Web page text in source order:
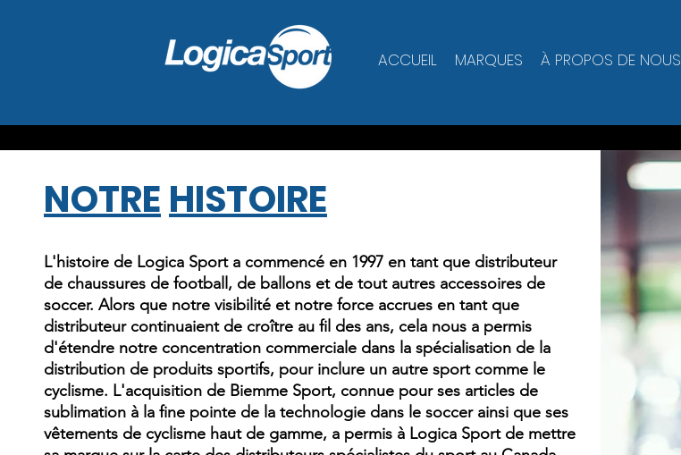
ACCUEIL MARQUES À PROPOS DE NOUS
NOTRE HISTOIRE
L'histoire de Logica Sport a commencé en 1997 en tant que distributeur
de chaussures de football, de ballons et de tout autres accessoires de
soccer. Alors que notre visibilité et notre force accrues en tant que
distributeur continuaient de croître au fil des ans, cela nous a permis
d'étendre notre concentration commerciale dans la spécialisation de la
distribution de produits sportifs, pour inclure un autre sport comme le
cyclisme. L'acquisition de Biemme Sport, connue pour ses articles de
sublimation à la fine pointe de la technologie dans le soccer ainsi que ses
vêtements de cyclisme haut de gamme, a permis à Logica Sport de mettre